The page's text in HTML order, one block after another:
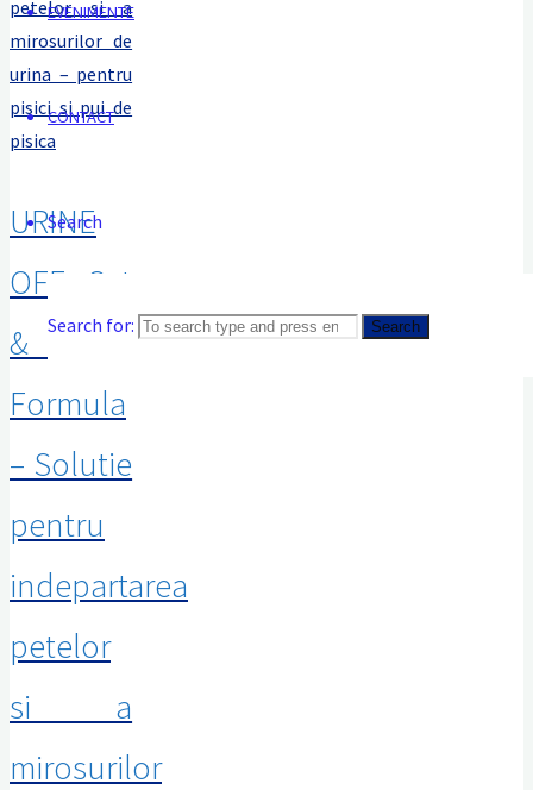
EVENIMENTE
CONTACT
Search
Search for: Search
URINE
OFF Cat
& Kitten
Formula
– Solutie
pentru
indepartarea
petelor
si a
mirosurilor